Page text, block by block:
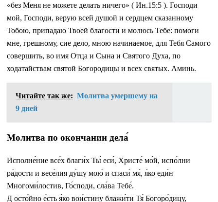
«без Меня не можете делать ничего» ( Ин.15:5 ). Господи
мой, Господи, верую всей душой и сердцем сказанному
Тобою, припадаю Твоей благости и молюсь Тебе: помоги
мне, грешному, сие дело, мною начинаемое, для Тебя Самого
совершить, во имя Отца и Сына и Святого Духа, по
ходатайствам святой Богородицы и всех святых. Аминь.
Читайте так же: Молитва умершему на
9 дней
Молитва по окончании дела́
Исполне́ние все́х благи́х Ты́ еси́, Христе́ мо́й, испо́лни
ра́дости и весе́лия ду́шу мою́ и спаси́ мя́, я́ко еди́н
Многоми́лостив, Го́споди, сла́ва Тебе́.
Д осто́йно е́сть я́ко вои́стину блажи́ти Тя́ Богоро́дицу,